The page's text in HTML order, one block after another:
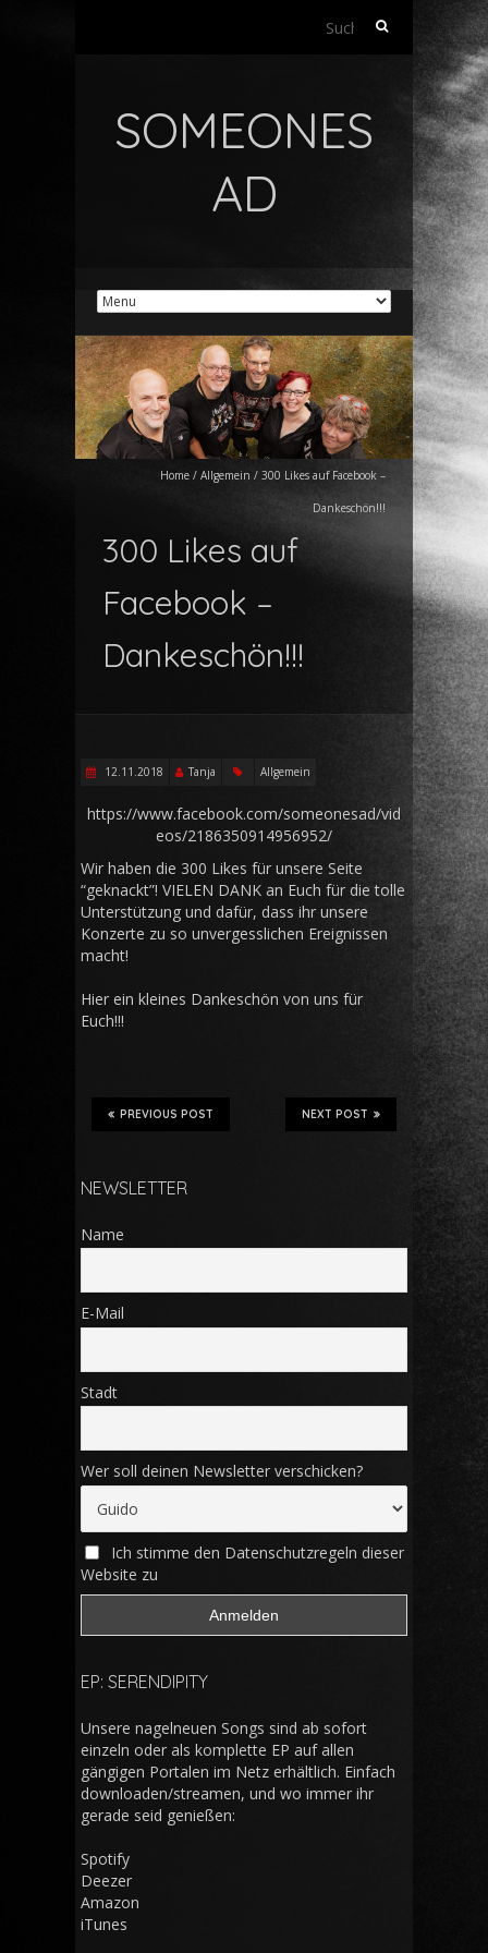
Suchen
SOMEONES
AD
Home / Allgemein / 300 Likes auf Facebook –
Dankeschön!!!
300 Likes auf
Facebook –
Dankeschön!!!
12.11.2018 Tanja Allgemein
https://www.facebook.com/someonesad/vid
eos/2186350914956952/
Wir haben die 300 Likes für unsere Seite
“geknackt”! VIELEN DANK an Euch für die tolle
Unterstützung und dafür, dass ihr unsere
Konzerte zu so unvergesslichen Ereignissen
macht!
Hier ein kleines Dankeschön von uns für
Euch!!!
NEXT POST
PREVIOUS POST
NEWSLETTER
Name
E-Mail
Stadt
Wer soll deinen Newsletter verschicken?
Ich stimme den Datenschutzregeln dieser
Website zu
EP: SERENDIPITY
Unsere nagelneuen Songs sind ab sofort
einzeln oder als komplette EP auf allen
gängigen Portalen im Netz erhältlich. Einfach
downloaden/streamen, und wo immer ihr
gerade seid genießen:
Spotify
Deezer
Amazon
iTunes